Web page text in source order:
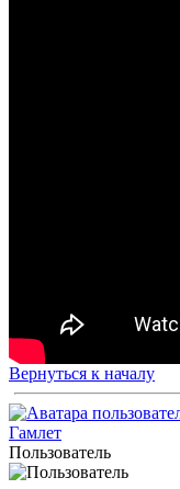
Вернуться к началу
Гамлет
Пользователь